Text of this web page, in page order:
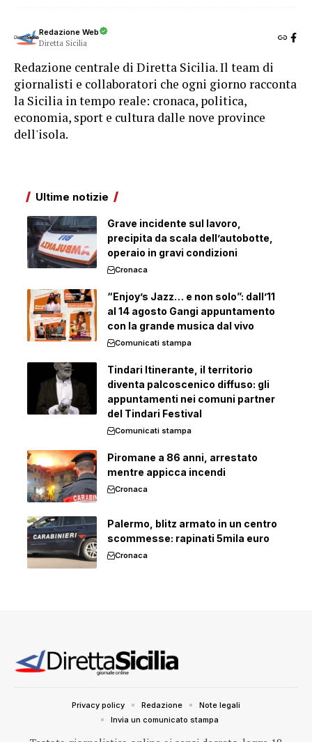
Redazione Web
Diretta Sicilia
Redazione centrale di Diretta Sicilia. Il team di
giornalisti e collaboratori che ogni giorno racconta
la Sicilia in tempo reale: cronaca, politica,
economia, sport e cultura dalle nove province
dell'isola.
Ultime notizie
Grave incidente sul lavoro,
precipita da scala dell’autobotte,
operaio in gravi condizioni
Cronaca
“Enjoy’s Jazz… e non solo”: dall’11
al 14 agosto Gangi appuntamento
con la grande musica dal vivo
Comunicati stampa
Tindari Itinerante, il territorio
diventa palcoscenico diffuso: gli
appuntamenti nei comuni partner
del Tindari Festival
Comunicati stampa
Piromane a 86 anni, arrestato
mentre appicca incendi
Cronaca
Palermo, blitz armato in un centro
scommesse: rapinati 5mila euro
Cronaca
Privacy policy Redazione
Note legali
Invia un comunicato stampa